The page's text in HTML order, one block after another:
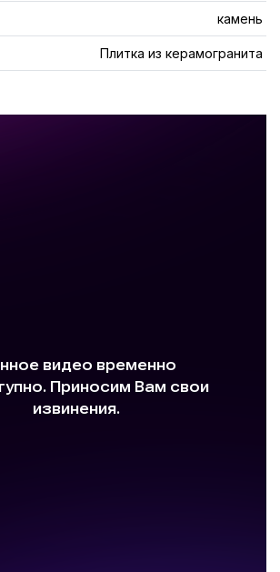
камень
Плитка из керамогранита